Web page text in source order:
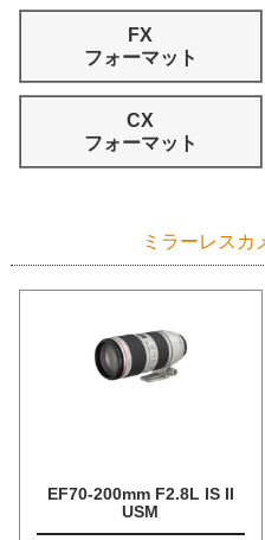
FX
フォーマット
CX
フォーマット
ミラーレスカ
EF70-200mm F2.8L IS II
USM